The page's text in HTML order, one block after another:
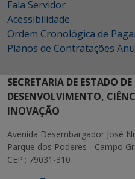
Fala Servidor
Acessibilidade
Ordem Cronológica de
Planos de Contratações
SECRETARIA DE ESTADO
DESENVOLVIMENTO,
INOVAÇÃO
Avenida Desembargador José
Parque dos Poderes - Campo
CEP.: 79031-310